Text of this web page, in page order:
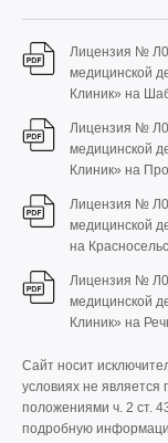
Лицензия №
медицинской
Клиник» на
Лицензия №
медицинской
Клиник» на
Лицензия №
медицинской
на
Лицензия №
медицинской
Клиник» на
Сайт носит
условиях не
положениями ч. 2 ст.
подробную